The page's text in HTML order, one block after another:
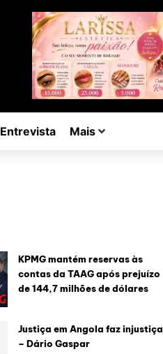
Entrevista Mais
KPMG mantém reservas às
contas da TAAG após prejuízo
de 144,7 milhões de dólares
Justiça em Angola faz injustiça
– Dário Gaspar